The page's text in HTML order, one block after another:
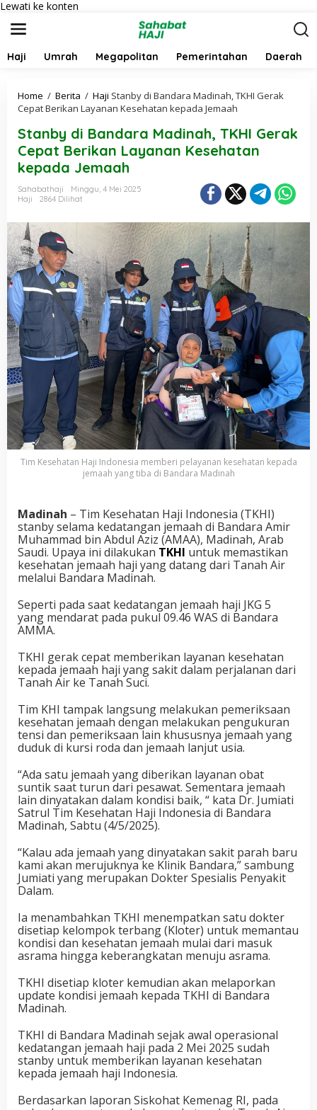
Lewati ke konten
Haji Umrah Megapolitan Pemerintahan Daerah
Home / Berita / Haji Stanby di Bandara Madinah, TKHI Gerak
Cepat Berikan Layanan Kesehatan kepada Jemaah
Stanby di Bandara Madinah, TKHI Gerak
Cepat Berikan Layanan Kesehatan
kepada Jemaah
Sahabathaji
Minggu, 4 Mei 2025
Haji
2864 Dilihat
Tim Kesehatan Haji Indonesia memberi pelayanan kesehatan kepada
jemaah yang tiba di Bandara Madinah
Madinah – Tim Kesehatan Haji Indonesia (TKHI)
stanby selama kedatangan jemaah di Bandara Amir
Muhammad bin Abdul Aziz (AMAA), Madinah, Arab
Saudi. Upaya ini dilakukan TKHI untuk memastikan
kesehatan jemaah haji yang datang dari Tanah Air
melalui Bandara Madinah.
Seperti pada saat kedatangan jemaah haji JKG 5
yang mendarat pada pukul 09.46 WAS di Bandara
AMMA.
TKHI gerak cepat memberikan layanan kesehatan
kepada jemaah haji yang sakit dalam perjalanan dari
Tanah Air ke Tanah Suci.
Tim KHI tampak langsung melakukan pemeriksaan
kesehatan jemaah dengan melakukan pengukuran
tensi dan pemeriksaan lain khususnya jemaah yang
duduk di kursi roda dan jemaah lanjut usia.
“Ada satu jemaah yang diberikan layanan obat
suntik saat turun dari pesawat. Sementara jemaah
lain dinyatakan dalam kondisi baik, “ kata Dr. Jumiati
Satrul Tim Kesehatan Haji Indonesia di Bandara
Madinah, Sabtu (4/5/2025).
“Kalau ada jemaah yang dinyatakan sakit parah baru
kami akan merujuknya ke Klinik Bandara,” sambung
Jumiati yang merupakan Dokter Spesialis Penyakit
Dalam.
Ia menambahkan TKHI menempatkan satu dokter
disetiap kelompok terbang (Kloter) untuk memantau
kondisi dan kesehatan jemaah mulai dari masuk
asrama hingga keberangkatan menuju asrama.
TKHI disetiap kloter kemudian akan melaporkan
update kondisi jemaah kepada TKHI di Bandara
Madinah.
TKHI di Bandara Madinah sejak awal operasional
kedatangan jemaah haji pada 2 Mei 2025 sudah
stanby untuk memberikan layanan kesehatan
kepada jemaah haji Indonesia.
Berdasarkan laporan Siskohat Kemenag RI, pada